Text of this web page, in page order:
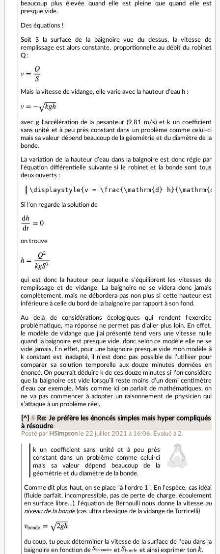
beaucoup plus élevée quand elle est pleine que quand elle est
presque vide.
Des équations !
Soit S la surface de la baignoire vue du dessus, la vitesse de
remplissage est alors constante, proportionnelle au débit du robinet
Q :
Mais la vitesse de vidange, elle varie avec la hauteur d’eau h :
avec g l‘accélération de la pesanteur (9,81 m/s) et k un coefficient
sans unité et à peu près constant dans un problème comme celui-ci
mais sa valeur dépend beaucoup de la géométrie et du diamètre de la
bonde.
La variation de la hauteur d’eau dans la baignoire est donc régie par
l’équation différentielle suivante si le robinet et la bonde sont tous
deux ouverts :
Si l’on regarde la solution de
on trouve
qui est donc la hauteur pour laquelle s’équilibrent les vitesses de
remplissage et de vidange. La baignoire ne se videra donc jamais
complètement, mais ne débordera pas non plus si cette hauteur est
inférieure à celle du bord de la baignoire par rapport à son fond.
Au delà de considérations écologiques qui rendent l’exercice
problématique, ma réponse ne permet pas d’aller plus loin. En effet,
le modèle de vidange que j’ai présenté tend vers une vitesse nulle
quand la baignoire est presque vide, donc selon ce modèle elle ne se
vide jamais. En effet, pour une baignoire presque vide mon modèle à
k constant est inadapté, il n’est donc pas possible de l’utiliser pour
comparer sa solution temporelle aux douze minutes données en
énoncé. On pourrait déduire k de ces douze minutes si l’on considère
que la baignoire est vide lorsqu’il reste moins d’un demi centimètre
d’eau par exemple. Mais comme ici on parlait de mathématiques, on
ne va pas commencer à adopter un raisonnement de physicien qui
s’attaque à un problème réel.
[^] # Re: Je préfère les énoncés simples mais hyper compliqués
à résoudre
Posté par HSimpson le 22 juillet 2021 à 16:06. Évalué à 2.
k un coefficient sans unité et à peu près
constant dans un problème comme celui-ci
mais sa valeur dépend beaucoup de la
géométrie et du diamètre de la bonde.
Comme dit plus haut, on se place "à l'ordre 1". En l'espèce, cas idéal
(fluide parfait, incompressible, pas de perte de charge, écoulement
en surface libre…), l'équation de Bernoulli nous donne la vitesse au
niveau de la bonde(cas ultra classique de la vidange de Torricelli)
du coup, tu peux déterminer la vitesse de la surface de l'eau dans la
baignoire en fonction de
et et ainsi exprimer ton .